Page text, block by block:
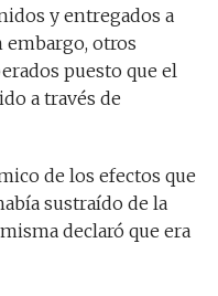
y entregados a
otros
puesto que el
a través de
de los efectos que
sustraído de la
declaró que era